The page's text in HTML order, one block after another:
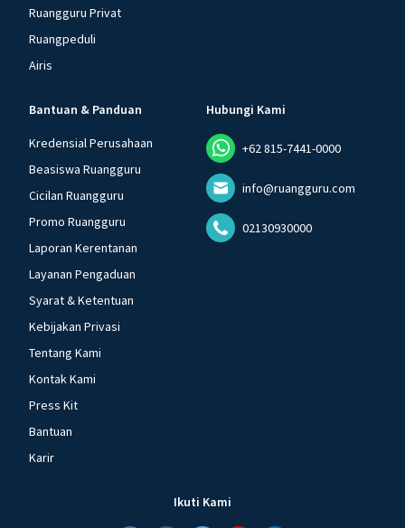
Ruangguru Privat
Ruangpeduli
Airis
Bantuan & Panduan
Kredensial Perusahaan
Beasiswa Ruangguru
Cicilan Ruangguru
Promo Ruangguru
Laporan Kerentanan
Layanan Pengaduan
Syarat & Ketentuan
Kebijakan Privasi
Tentang Kami
Kontak Kami
Press Kit
Bantuan
Karir
Hubungi Kami
+62 815-7441-0000
info@ruangguru.com
02130930000
Ikuti Kami